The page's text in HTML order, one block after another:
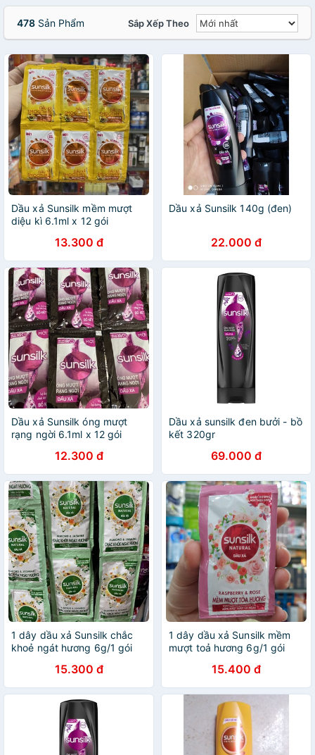
478 Sản Phẩm Sắp Xếp Theo
Dầu xả Sunsilk mềm mượt
diệu kì 6.1ml x 12 gói
13.300 đ
Dầu xả Sunsilk 140g (đen)
22.000 đ
Dầu xả Sunsilk óng mượt
rạng ngời 6.1ml x 12 gói
12.300 đ
Dầu xả sunsilk đen bưởi - bồ
kết 320gr
69.000 đ
1 dây dầu xả Sunsilk chắc
khoẻ ngát hương 6g/1 gói
15.300 đ
1 dây dầu xả Sunsilk mềm
mượt toả hương 6g/1 gói
15.400 đ